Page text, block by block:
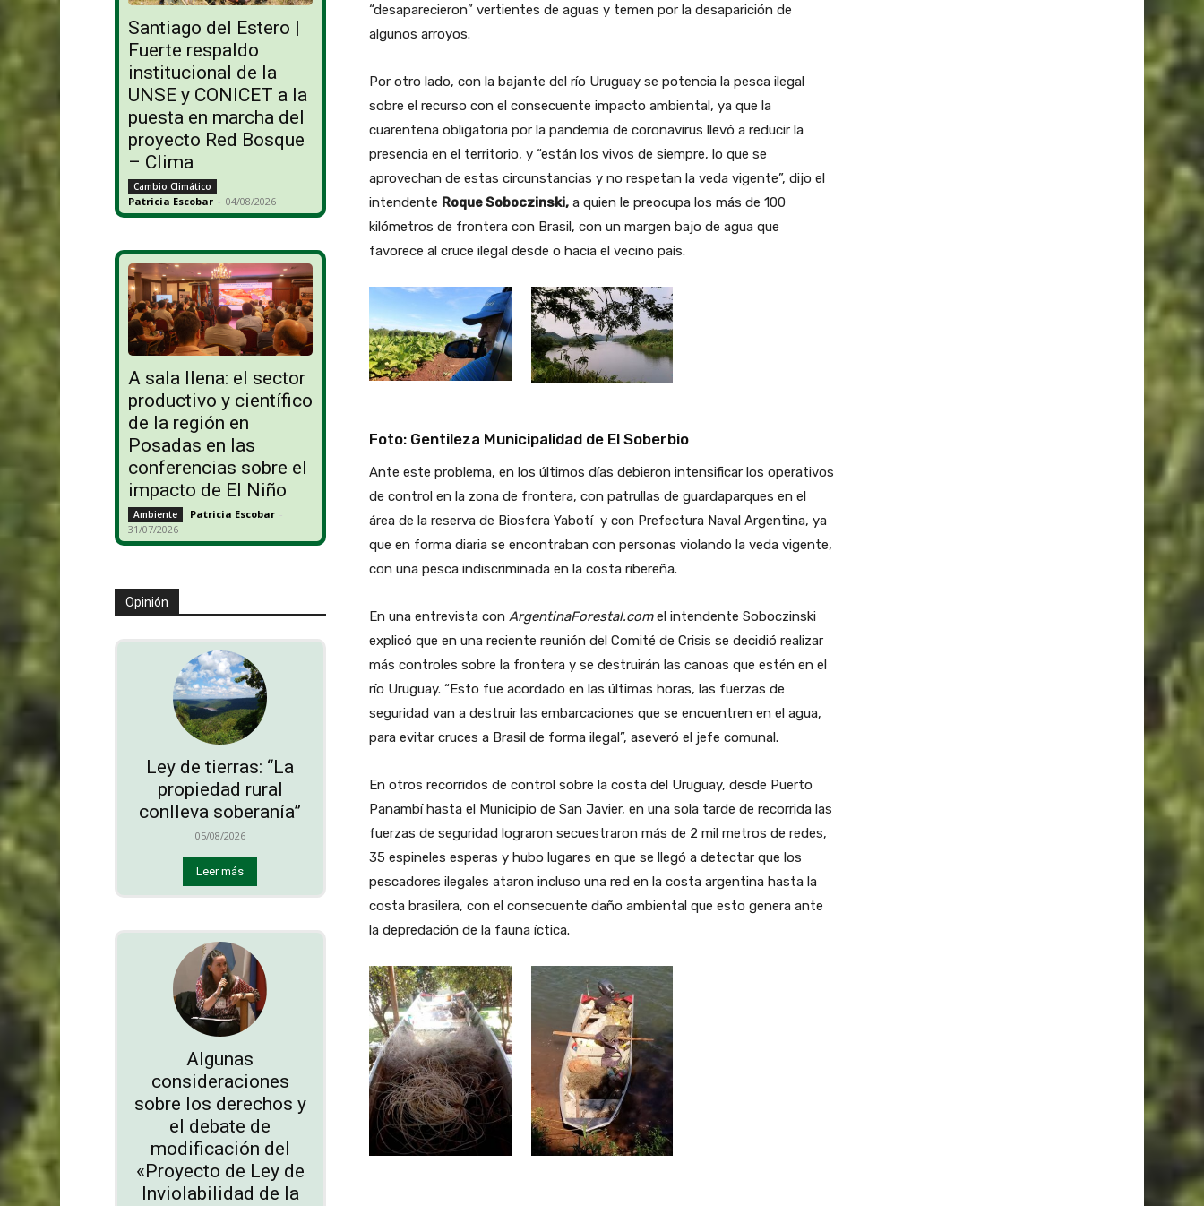
Santiago del Estero |
Fuerte respaldo
institucional de la
UNSE y CONICET a la
puesta en marcha del
proyecto Red Bosque
– Clima
Cambio Climático
Patricia Escobar - 04/08/2026
A sala llena: el sector
productivo y científico
de la región en
Posadas en las
conferencias sobre el
impacto de El Niño
Ambiente Patricia Escobar -
31/07/2026
Opinión
Ley de tierras: “La
propiedad rural
conlleva soberanía”
05/08/2026
Leer más
Algunas
consideraciones
sobre los derechos y
el debate de
modificación del
«Proyecto de Ley de
Inviolabilidad de la
“desaparecieron” vertientes de aguas y temen por la desaparición de
algunos arroyos.
Por otro lado, con la bajante del río Uruguay se potencia la pesca ilegal
sobre el recurso con el consecuente impacto ambiental, ya que la
cuarentena obligatoria por la pandemia de coronavirus llevó a reducir la
presencia en el territorio, y “están los vivos de siempre, lo que se
aprovechan de estas circunstancias y no respetan la veda vigente”, dijo el
intendente Roque Soboczinski,a quien le preocupa los más de 100
kilómetros de frontera con Brasil, con un margen bajo de agua que
favorece al cruce ilegal desde o hacia el vecino país.
Foto: Gentileza Municipalidad de El Soberbio
Ante este problema, en los últimos días debieron intensificar los operativos
de control en la zona de frontera, con patrullas de guardaparques en el
área de la reserva de Biosfera Yabotí y con Prefectura Naval Argentina, ya
que en forma diaria se encontraban con personas violando la veda vigente,
con una pesca indiscriminada en la costa ribereña.
En una entrevista con ArgentinaForestal.comel intendente Soboczinski
explicó que en una reciente reunión del Comité de Crisis se decidió realizar
más controles sobre la frontera y se destruirán las canoas que estén en el
río Uruguay. “Esto fue acordado en las últimas horas, las fuerzas de
seguridad van a destruir las embarcaciones que se encuentren en el agua,
para evitar cruces a Brasil de forma ilegal”, aseveró el jefe comunal.
En otros recorridos de control sobre la costa del Uruguay, desde Puerto
Panambí hasta el Municipio de San Javier, en una sola tarde de recorrida las
fuerzas de seguridad lograron secuestraron más de 2 mil metros de redes,
35 espineles esperas y hubo lugares en que se llegó a detectar que los
pescadores ilegales ataron incluso una red en la costa argentina hasta la
costa brasilera, con el consecuente daño ambiental que esto genera ante
la depredación de la fauna íctica.